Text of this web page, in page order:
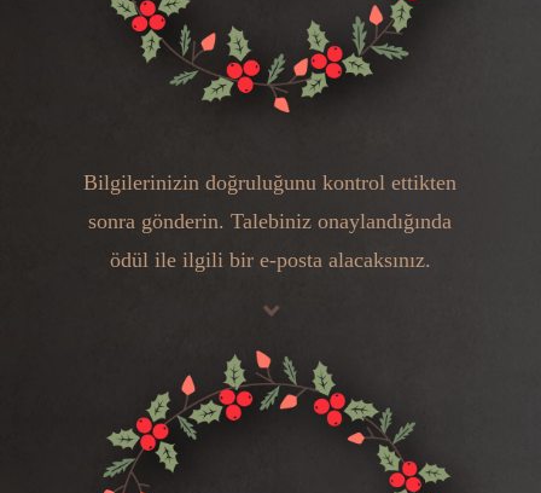
Bilgilerinizin doğruluğunu kontrol ettikten
sonra gönderin. Talebiniz onaylandığında
ödül ile ilgili bir e-posta alacaksınız.